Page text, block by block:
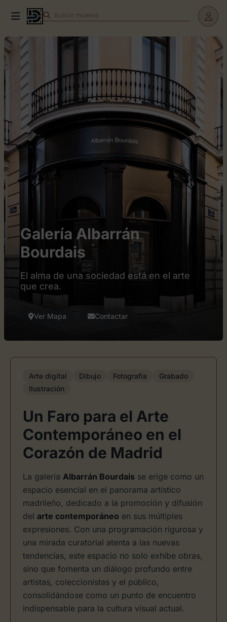
Buscar museos
Galería Albarrán
Bourdais
El alma de una sociedad está en el arte
que crea.
Ver Mapa Contactar
Arte digital Dibujo Fotografía
Grabado
Ilustración
Un Faro para el Arte
Contemporáneo en el
Corazón de Madrid
La galería Albarrán Bourdais se erige como un
espacio esencial en el panorama artístico
madrileño, dedicado a la promoción y difusión
del arte contemporáneo en sus múltiples
expresiones. Con una programación rigurosa y
una mirada curatorial atenta a las nuevas
tendencias, este espacio no solo exhibe obras,
sino que fomenta un diálogo profundo entre
artistas, coleccionistas y el público,
consolidándose como un punto de encuentro
indispensable para la cultura visual actual.